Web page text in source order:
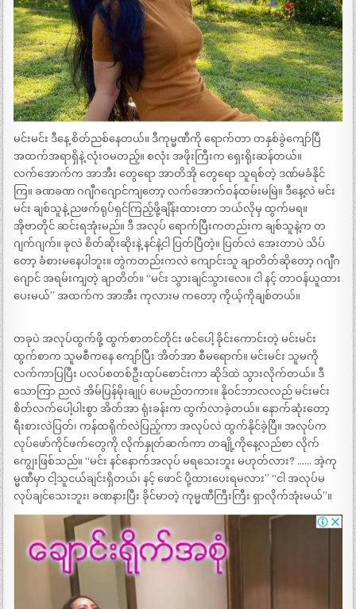
မင်းမင်း ဒီနေ့ စိတ်ညစ်နေတယ်။ ဒီကုမ္မဏီကို ရောက်တာ တနှစ်ခွဲကျော်ပြီ
အထက်အရာရှိနဲ့ လုံးဝမတည့်။ စလုံး အဖိုးကြီးက ရှေးရိုးဆန်တယ်။
လက်အောက်က အာအီး တွေရော အာတိအို တွေရော သူရစ်တဲ့ ဒဏ်မခံနိုင်
ကြ။ ခဏခဏ ဂဂျီဂဂျောင်ကျတော့ လက်အောက်ဝန်ထမ်းမမြဲ။ ဒီနေ့လဲ မင်း
မင်း ချစ်သူနဲ့ ညဖက်ရုပ်ရှင်ကြည့်ဖို့ချိန်းထားတာ ဘယ်လိုမှ ထွက်မရ။
အိုဗာတိုင် ဆင်းရအုံးမည်။ ဒီ အလုပ် ရောက်ပြီးကတည်းက ချစ်သူနဲ့က တ
ဂျက်ဂျက်။ ခုလဲ စိတ်ဆိုးဆိုးနဲ့ နင်နဲ့ငါ ပြတ်ပြီတဲ့။ ပြတ်လဲ အေးတာပဲ သိပ်
တော့ ခံစားမနေပါဘူး။ တွဲကတည်းကလဲ ကျောင်းသူ ချာတိတ်ဆိုတော့ ဂဂျီဂ
ဂျောင် အရမ်းကျတဲ့ ချာတိတ်။ “မင်း သွားချင်သွားလေ။ ငါ နင့် တာဝန်ယူထား
ပေးမယ်” အထက်က အာအီး ကုလားမ ကတော့ ကိုယ့်ကိုချစ်တယ်။
တခုပဲ အလုပ်ထွက်ဖို့ ထွက်စာတင်တိုင်း ဖင်ပေါ့ ခိုင်းကောင်းတဲ့ မင်းမင်း
ထွက်စာက သူမစီကနေ ကျော်ပြီး အိတ်အာ စီမရောက်။ မင်းမင်း သူမကို
လက်ကာပြပြီး ပလပ်စတစ်ဦးထုပ်စောင်းကာ ဆိုဒ်ထဲ သွားလိုက်တယ်။ ဒီ
သောကြာ ညလဲ အိမ်ပြန်မိုးချုပ် ပေမည်တကား။ နိုဝင်ဘာလလည် မင်းမင်း
စိတ်လက်ပေါ့ပါးစွာ အိတ်အာ ရုံးခန်းက ထွက်လာခဲ့တယ်။ နောက်ဆုံးတော့
ရီးစားလဲပြတ်၊ ကန်ထရိုက်လဲပြည့်ကာ အလုပ်လဲ ထွက်နိုင်ခဲ့ပြီ။ အလုပ်က
လုပ်ဖော်ကိုင်ဖက်တွေကို လိုက်နှုတ်ဆက်ကာ တချို့ကိုနေ့လည်စာ လိုက်
ကျွေးဖြစ်သည်။ “မင်း နင်နောက်အလုပ် မရသေးဘူး မဟုတ်လား? …… အဲ့ကု
မ္မဏီမှာ ငါ့သူငယ်ချင်းရှိတယ်၊ နင့် ဖောင် ပို့ထားပေးရမလား” “ငါ အလုပ်မ
လုပ်ချင်သေးဘူး၊ ခဏနားပြီး ခိုင်မာတဲ့ ကုမ္မဏီကြီးကြီး ရှာလိုက်အုံးမယ်”။